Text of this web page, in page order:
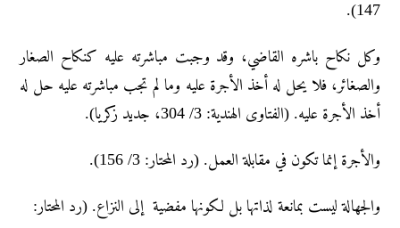
147).
وکل نکاح باشرہ القاضي، وقد وجبت مباشرته علیه کنکاح الصغار
والصغائر، فلا یحل له أخذ الأجرۃ علیه وما لم تجب مباشرته علیه حل له
أخذ الأجرۃ علیه. (الفتاوى الهندیة: 3/ 304، جدید زکریا).
والأجرة إنما تكون في مقابلة العمل. (رد المحتار: 3/ 156).
والجهالة ليست بمانعة لذاتها بل لكونها مفضية إلى النزاع. (رد المحتار: